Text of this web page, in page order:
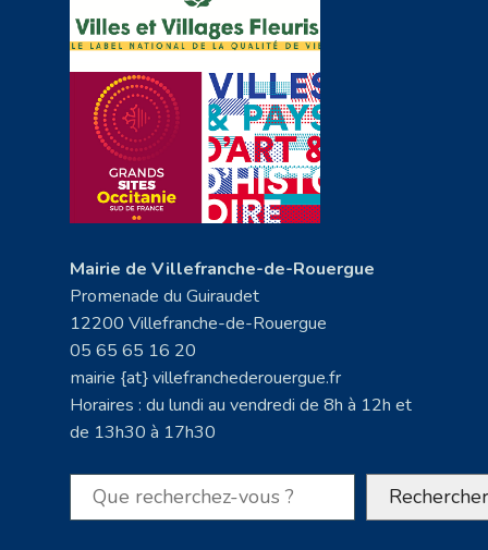
Mairie de Villefranche-de-Rouergue
Promenade du Guiraudet
12200 Villefranche-de-Rouergue
05 65 65 16 20
mairie {at} villefranchederouergue.fr
Horaires : du lundi au vendredi de 8h à 12h et
de 13h30 à 17h30
Rechercher Rechercher